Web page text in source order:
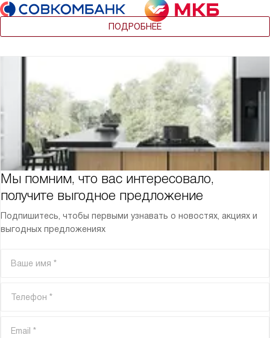
ПОДРОБНЕЕ
Мы помним, что вас интересовало,
получите выгодное предложение
Подпишитесь, чтобы первыми узнавать о новостях, акциях и
выгодных предложениях